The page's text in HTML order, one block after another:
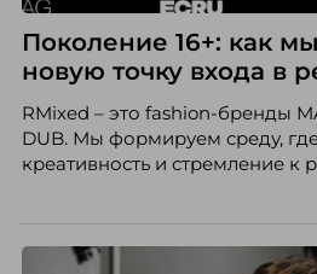
Поколение 16+: как
новую точку входа в
RMixed – это fashion-бренды
DUB. Мы формируем среду,
креативность и стремление к